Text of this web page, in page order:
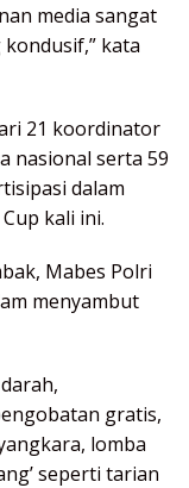
media sangat
kata
21 koordinator
nasional serta 59
dalam
kali ini.
Mabes Polri
menyambut
gratis,
lomba
seperti tarian